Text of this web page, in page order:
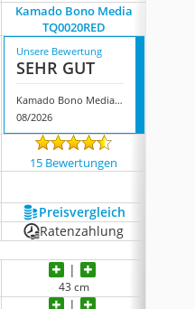
Kamado Bono Media
TQ0020RED
Unsere Bewertung
SEHR GUT
Kamado Bono Media TQ0020RED
08/2026
15 Bewertungen
Preis­vergleich
Ratenzahlung
43 cm